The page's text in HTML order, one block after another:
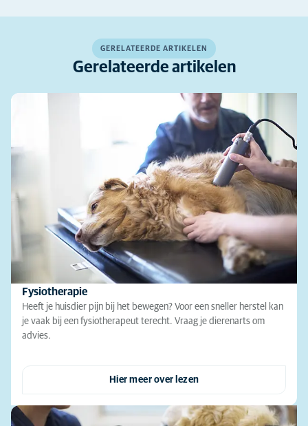
GERELATEERDE ARTIKELEN
Gerelateerde artikelen
Fysiotherapie
Heeft je huisdier pijn bij het bewegen? Voor een sneller herstel kan
je vaak bij een fysiotherapeut terecht. Vraag je dierenarts om
advies.
Hier meer over lezen